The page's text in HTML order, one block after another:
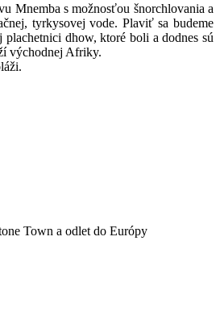
Mnemba s možnosťou šnorchlovania a
tyrkysovej vode. Plaviť sa budeme
plachetnici dhow, ktoré boli a dodnes sú
východnej Afriky.
Town a odlet do Európy